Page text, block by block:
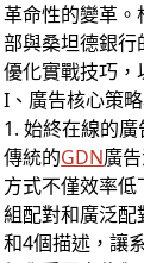
革命性的變革。
部與桑坦德銀行
優化實戰技巧，
I、廣告核心策
1. 始終在線的
傳統的GDN廣
方式不僅效率
組配對和廣泛
和4個描述，讓